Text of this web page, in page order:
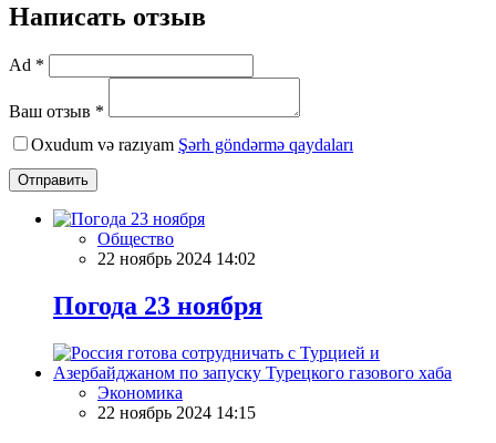
Написать отзыв
Ad *
Ваш отзыв *
Oxudum və razıyam Şərh göndərmə qaydaları
Отправить
Общество
22 ноябрь 2024 14:02
Погода 23 ноября
Экономика
22 ноябрь 2024 14:15